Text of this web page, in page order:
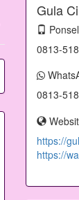
Gula
Ponsel
0813-
0813-
https://
https://